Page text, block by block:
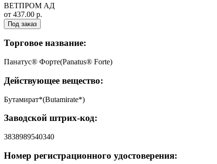
ВЕТПРОМ АД
от 437.00 р.
Под заказ
Торговое название:
Панатус® Форте(Panatus® Forte)
Действующее вещество:
Бутамират*(Butamirate*)
Заводской штрих-код:
3838989540340
Номер регистрационного удостоверения: